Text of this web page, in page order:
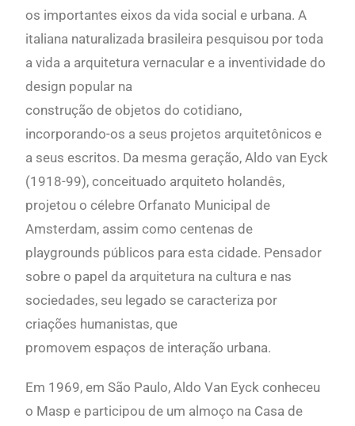
os importantes eixos da vida social e urbana. A
italiana naturalizada brasileira pesquisou por toda
a vida a arquitetura vernacular e a inventividade do
design popular na
construção de objetos do cotidiano,
incorporando-os a seus projetos arquitetônicos e
a seus escritos. Da mesma geração, Aldo van Eyck
(1918-99), conceituado arquiteto holandês,
projetou o célebre Orfanato Municipal de
Amsterdam, assim como centenas de
playgrounds públicos para esta cidade. Pensador
sobre o papel da arquitetura na cultura e nas
sociedades, seu legado se caracteriza por
criações humanistas, que
promovem espaços de interação urbana.
Em 1969, em São Paulo, Aldo Van Eyck conheceu
o Masp e participou de um almoço na Casa de